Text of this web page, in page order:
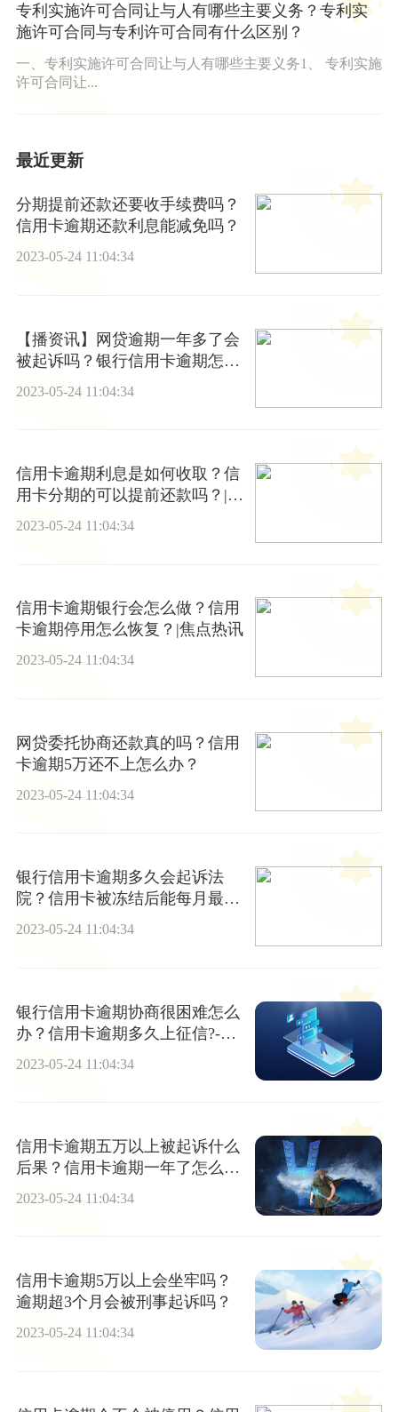
专利实施许可合同让与人有哪些主要义务？专利实
施许可合同与专利许可合同有什么区别？
一、专利实施许可合同让与人有哪些主要义务1、 专利实施
许可合同让...
最近更新
分期提前还款还要收手续费吗？
信用卡逾期还款利息能减免吗？
2023-05-24 11:04:34
【播资讯】网贷逾期一年多了会
被起诉吗？银行信用卡逾期怎么
2023-05-24 11:04:34
信用卡逾期利息是如何收取？信
用卡分期的可以提前还款吗？|世
界通讯
2023-05-24 11:04:34
信用卡逾期银行会怎么做？信用
卡逾期停用怎么恢复？|焦点热讯
2023-05-24 11:04:34
网贷委托协商还款真的吗？信用
卡逾期5万还不上怎么办？
2023-05-24 11:04:34
银行信用卡逾期多久会起诉法
院？信用卡被冻结后能每月最低
还款吗?
2023-05-24 11:04:34
银行信用卡逾期协商很困难怎么
办？信用卡逾期多久上征信?-全
2023-05-24 11:04:34
信用卡逾期五万以上被起诉什么
后果？信用卡逾期一年了怎么
2023-05-24 11:04:34
信用卡逾期5万以上会坐牢吗？
逾期超3个月会被刑事起诉吗？
2023-05-24 11:04:34